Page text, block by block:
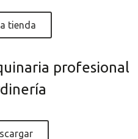
tienda
profesional